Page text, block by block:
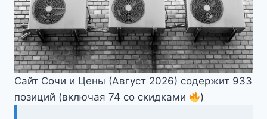
Сайт Сочи и Цены (Август 2026) содержит 933
позиций (включая 74 со скидками
)